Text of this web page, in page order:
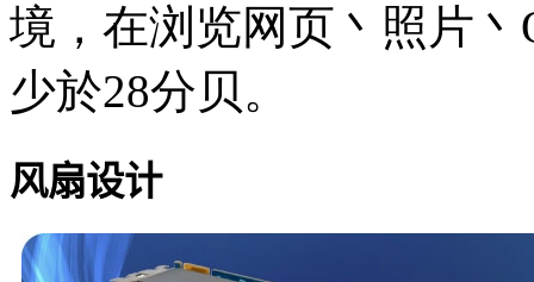
境，在浏览网页丶照片
少於28分贝。
风扇设计